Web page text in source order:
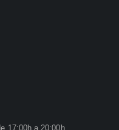
17:00h a 20:00h